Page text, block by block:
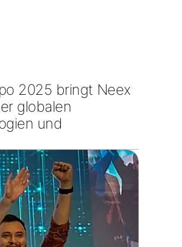
2025 bringt Neex
globalen
und